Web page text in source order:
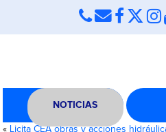
NOTICIAS
« Licita CEA obras y acciones